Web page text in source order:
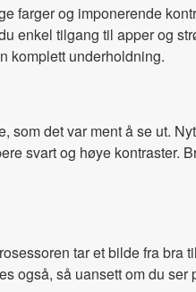
og imponerende
tilgang til apper og
komplett underholdning.
det var ment å se ut.
svart og høye kontraster.
tar et bilde fra bra
også, så uansett om du